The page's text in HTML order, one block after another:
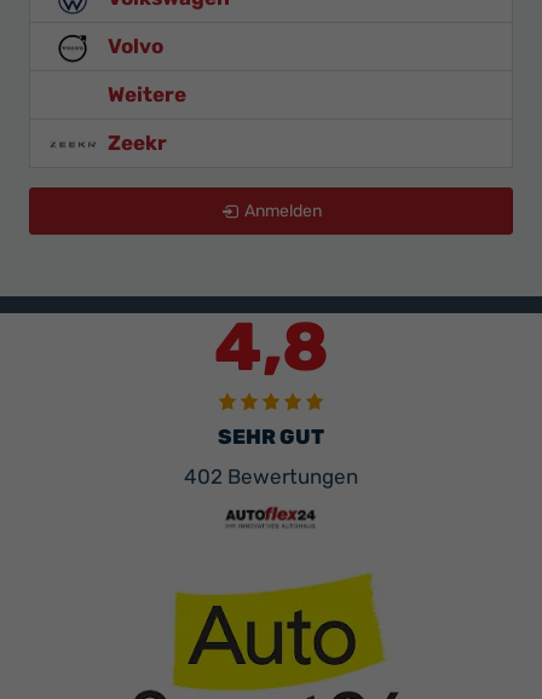
Volvo
Weitere
Zeekr
Anmelden
4,8
SEHR GUT
402 Bewertungen